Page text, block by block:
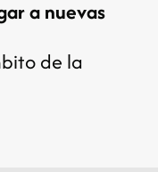
a nuevas
de la